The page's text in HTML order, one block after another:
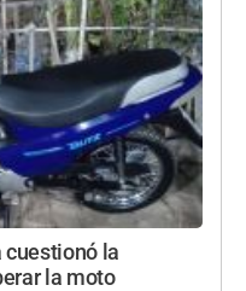
cuestionó la
la moto